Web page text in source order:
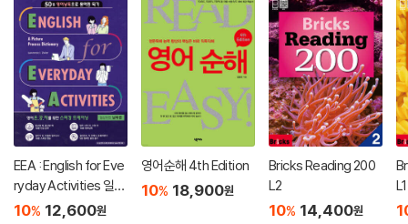
EEA : English for Eve
ryday Activities 일상
표현 낭독편
10% 12,600원
영어순해 4th Edition
10% 18,900원
Bricks Reading 200
L2
10% 14,400원
L1